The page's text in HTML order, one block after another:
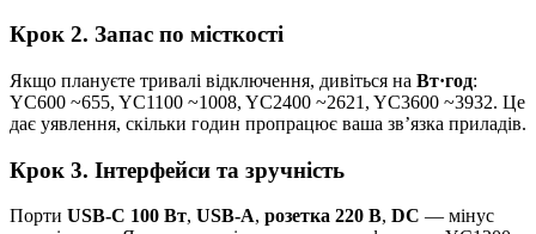
Крок 2. Запас по місткості
Якщо плануєте тривалі відключення, дивіться на Вт·год:
YC600 ~655, YC1100 ~1008, YC2400 ~2621, YC3600 ~3932. Це
дає уявлення, скільки годин пропрацює ваша зв’язка приладів.
Крок 3. Інтерфейси та зручність
Порти USB-C 100 Вт, USB-A, розетка 220 В, DC — мінус